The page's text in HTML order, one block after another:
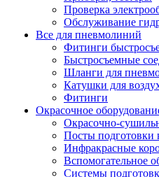
Проверка
Обслуживание
Все для пневмолиний
Фитинги
Быстросъемные
Шланги для
Катушки для
Фитинги
Окрасочное
Окрасочно-
Посты подготовки
Инфракрасные
Вспомогательное
Системы